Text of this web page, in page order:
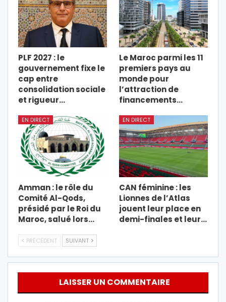
PLF 2027 : le
gouvernement fixe le
cap entre
consolidation sociale
et rigueur…
Le Maroc parmi les 11
premiers pays au
monde pour
l’attraction de
financements…
EN DIRECT
Amman : le rôle du
Comité Al-Qods,
présidé par le Roi du
Maroc, salué lors…
EN DIRECT
CAN féminine : les
Lionnes de l’Atlas
jouent leur place en
demi-finales et leur…
PRÉCÉDENT SUIVANT
LAISSER UN COMMENTAIRE